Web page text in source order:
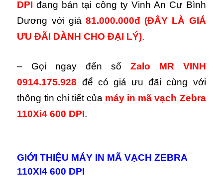
DPI đang bán tại công ty Vinh An Cư Bình
Dương với giá 81.000.000đ (ĐÂY LÀ GIÁ
ƯU ĐÃI DÀNH CHO ĐẠI LÝ).
– Gọi ngay đến số Zalo MR VINH
0914.175.928 để có giá ưu đãi cùng với
thông tin chi tiết của máy in mã vạch Zebra
110Xi4 600 DPI.
GIỚI THIỆU MÁY IN MÃ VẠCH ZEBRA
110XI4 600 DPI